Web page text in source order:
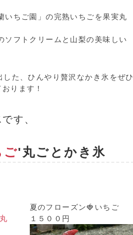
いちご園」の完熟いちごを果実丸
ソフトクリームと山梨の美味しい
た、ひんやり贅沢なかき氷をぜひ
ります！
す、
ご'丸ごとかき氷
夏のフローズン🍓いちご
１５００円